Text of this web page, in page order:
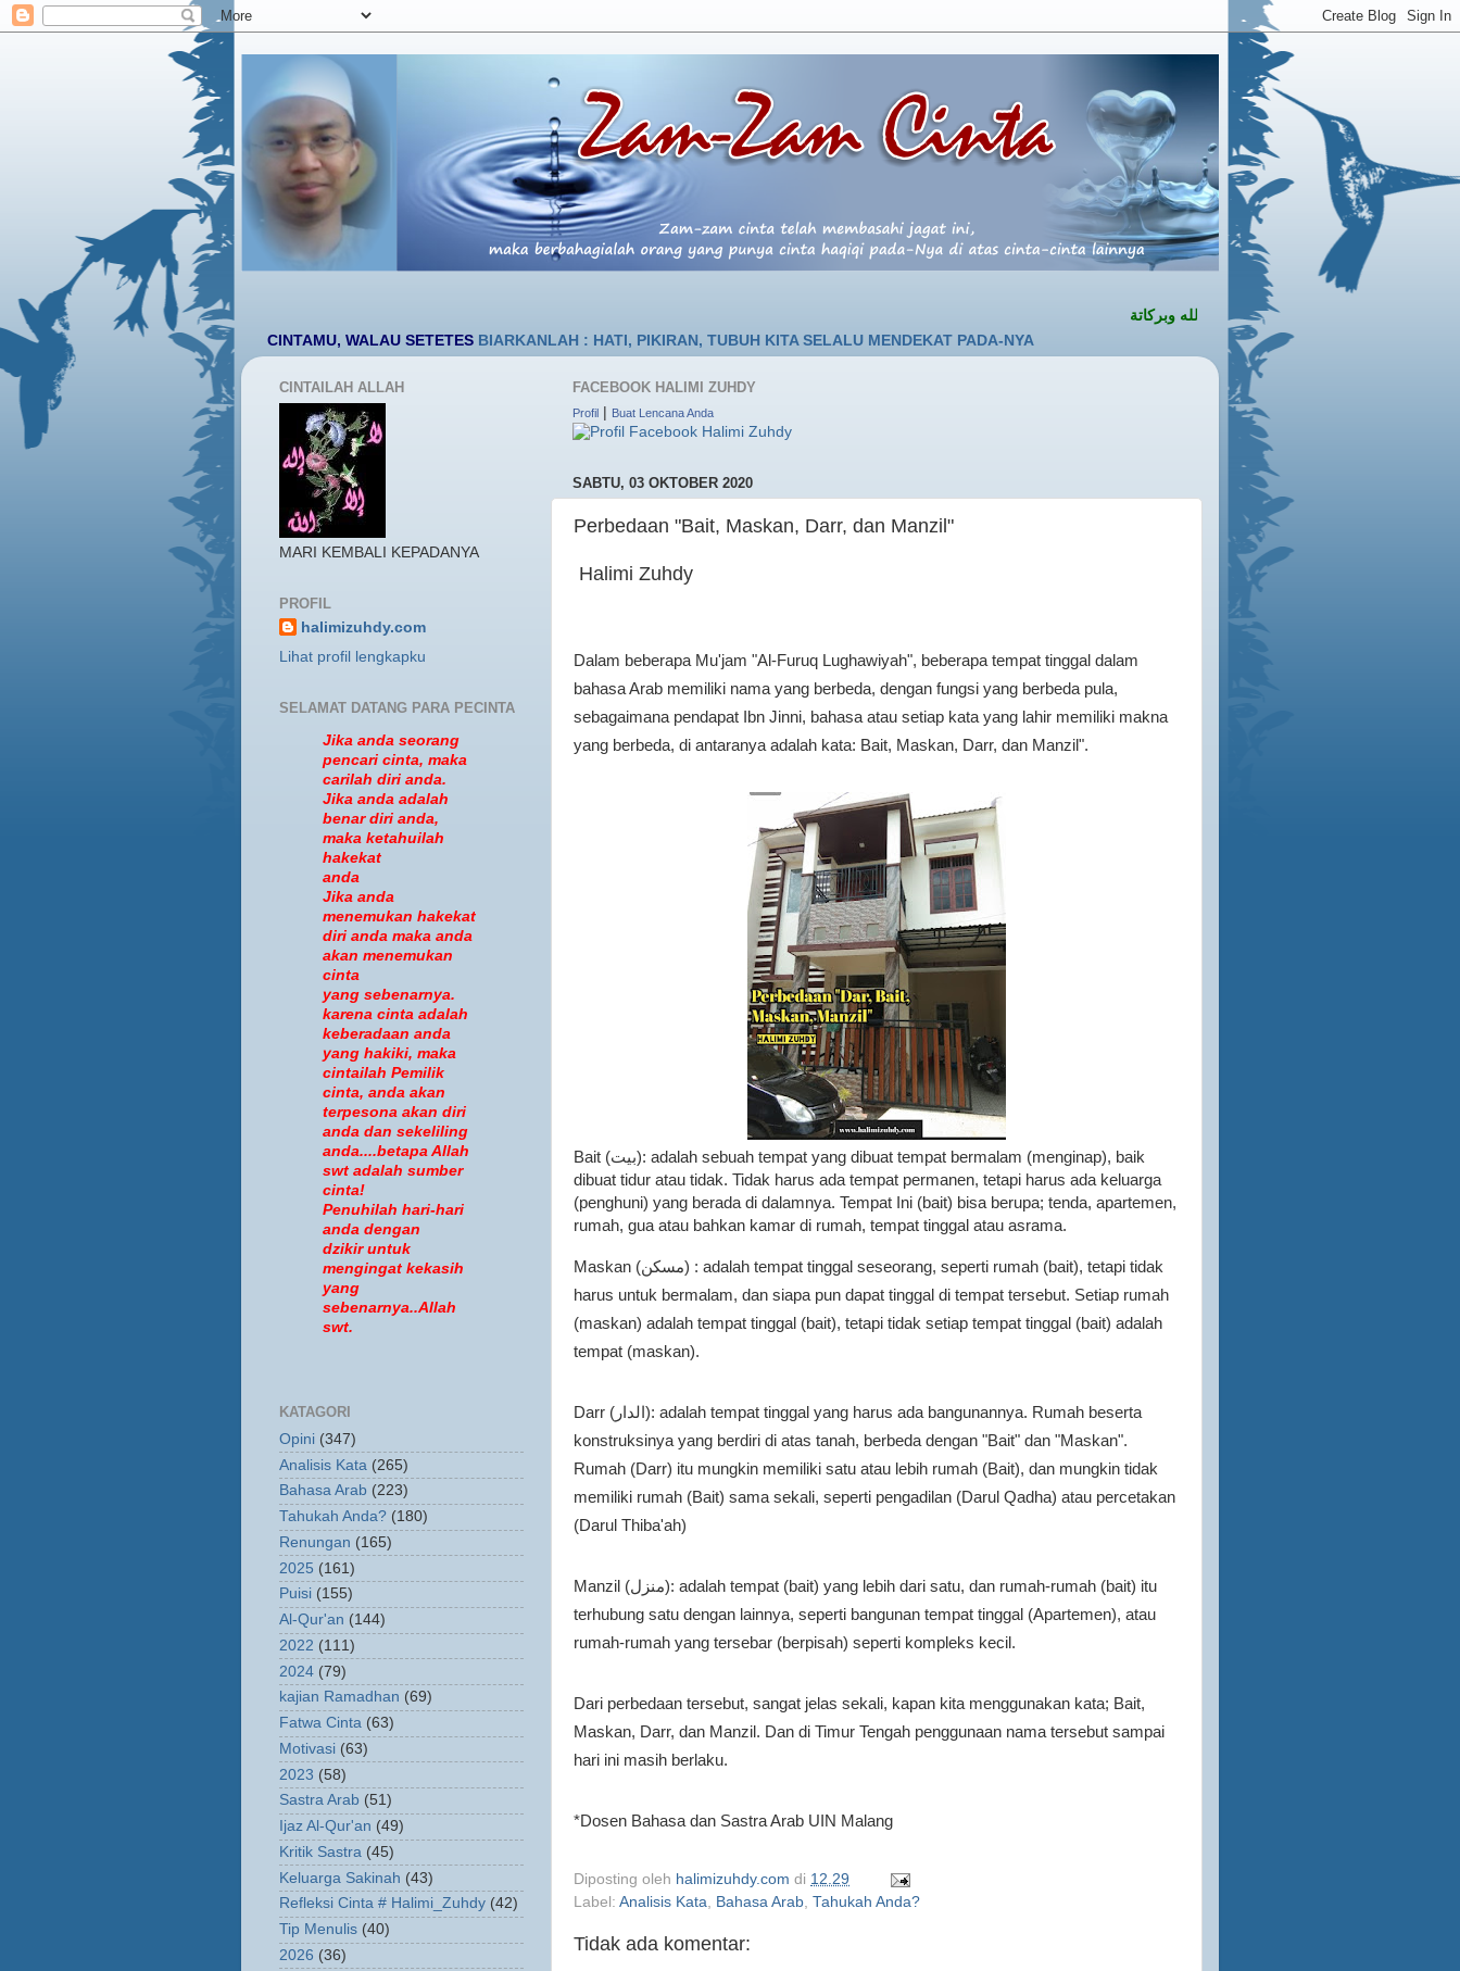
السلام عليكم ورحمة الله وبركاتة
YA RABB BERILAH CINTAMU, WALAU SETETESBIARKANLAH : HATI, PIKIRAN, TUBUH KITA SELALU MENDEKAT PADA-NYA
FACEBOOK HALIMI ZUHDY
Profil Buat Lencana Anda
SABTU, 03 OKTOBER 2020
Perbedaan "Bait, Maskan, Darr, dan Manzil"
Halimi Zuhdy
Dalam beberapa Mu'jam "Al-Furuq Lughawiyah", beberapa tempat tinggal dalam
bahasa Arab memiliki nama yang berbeda, dengan fungsi yang berbeda pula,
sebagaimana pendapat Ibn Jinni, bahasa atau setiap kata yang lahir memiliki makna
yang berbeda, di antaranya adalah kata: Bait, Maskan, Darr, dan Manzil".
Bait (بيت): adalah sebuah tempat yang dibuat tempat bermalam (menginap), baik
dibuat tidur atau tidak. Tidak harus ada tempat permanen, tetapi harus ada keluarga
(penghuni) yang berada di dalamnya. Tempat Ini (bait) bisa berupa; tenda, apartemen,
rumah, gua atau bahkan kamar di rumah, tempat tinggal atau asrama.
Maskan (مسكن) : adalah tempat tinggal seseorang, seperti rumah (bait), tetapi tidak
harus untuk bermalam, dan siapa pun dapat tinggal di tempat tersebut. Setiap rumah
(maskan) adalah tempat tinggal (bait), tetapi tidak setiap tempat tinggal (bait) adalah
tempat (maskan).
Darr ( الدار): adalah tempat tinggal yang harus ada bangunannya. Rumah beserta
konstruksinya yang berdiri di atas tanah, berbeda dengan "Bait" dan "Maskan".
Rumah (Darr) itu mungkin memiliki satu atau lebih rumah (Bait), dan mungkin tidak
memiliki rumah (Bait) sama sekali, seperti pengadilan (Darul Qadha) atau percetakan
(Darul Thiba'ah)
Manzil (منزل): adalah tempat (bait) yang lebih dari satu, dan rumah-rumah (bait) itu
terhubung satu dengan lainnya, seperti bangunan tempat tinggal (Apartemen), atau
rumah-rumah yang tersebar (berpisah) seperti kompleks kecil.
Dari perbedaan tersebut, sangat jelas sekali, kapan kita menggunakan kata; Bait,
Maskan, Darr, dan Manzil. Dan di Timur Tengah penggunaan nama tersebut sampai
hari ini masih berlaku.
*Dosen Bahasa dan Sastra Arab UIN Malang
Diposting oleh halimizuhdy.com di 12.29
Label: Analisis Kata, Bahasa Arab, Tahukah Anda?
Tidak ada komentar:
CINTAILAH ALLAH
MARI KEMBALI KEPADANYA
PROFIL
halimizuhdy.com
Lihat profil lengkapku
SELAMAT DATANG PARA PECINTA
Jika anda seorang
pencari cinta, maka
carilah diri anda.
Jika anda adalah
benar diri anda,
maka ketahuilah
hakekat
anda
Jika anda
menemukan hakekat
diri anda maka anda
akan menemukan
cinta
yang sebenarnya.
karena cinta adalah
keberadaan anda
yang hakiki, maka
cintailah Pemilik
cinta, anda akan
terpesona akan diri
anda dan sekeliling
anda....betapa Allah
swt adalah sumber
cinta!
Penuhilah hari-hari
anda dengan
dzikir untuk
mengingat kekasih
yang
sebenarnya..Allah
swt.
KATAGORI
Opini (347)
Analisis Kata (265)
Bahasa Arab (223)
Tahukah Anda? (180)
Renungan (165)
2025 (161)
Puisi (155)
Al-Qur'an (144)
2022 (111)
2024 (79)
kajian Ramadhan (69)
Fatwa Cinta (63)
Motivasi (63)
2023 (58)
Sastra Arab (51)
Ijaz Al-Qur'an (49)
Kritik Sastra (45)
Keluarga Sakinah (43)
Refleksi Cinta # Halimi_Zuhdy (42)
Tip Menulis (40)
2026 (36)